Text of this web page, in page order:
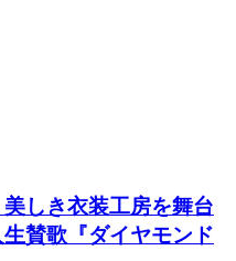
美しき衣装工房を舞台
賛歌『ダイヤモンド